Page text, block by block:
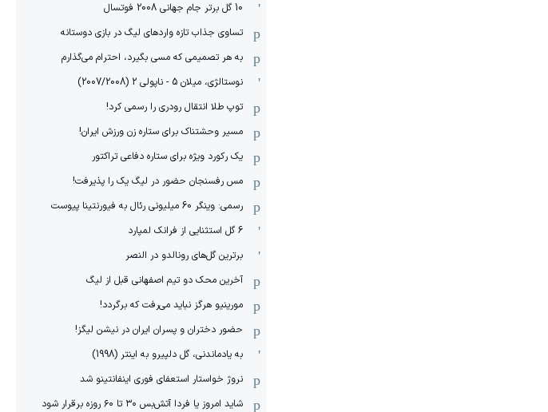
10 گل برتر جام جهانی 2008 فوتسال
تساوی جذاب تازه واردهای لیگ در بازی دوستانه
به هر تصمیمی که مسی بگیرد، احترام می‌گذارم
نوستالژی، میلان 5 - ناپولی 2 (2007/2008)
توپ طلا انتقال رودری را رسمی کرد!
مسیر وحشتناک برای ستاره زن ورزش ایران!
یک رکورد ویژه برای ستاره دفاعی تراکتور
مس رفسنجان حضور در لیگ یک را پذیرفت!
رسمی: وینگر 60 میلیونی رئال به فیورنتینا پیوست
6 گل استثنایی از فرانک لمپارد
برترین گل‌های رونالدو در النصر
آخرین محک دو تیم اصفهانی قبل از لیگ
مورینیو هرگز نباید می‌رفت که برگردد!
حضور دختران و پسران ایران در نیشن لیگز!
به یادماندنی، گل دلپیرو به اینتر (1998)
نروژ خواستار استعفای فوری اینفانتینو شد
شاید امروز یا فردا آتش‌بس ۳۰ تا ۶۰ روزه برقرار شود